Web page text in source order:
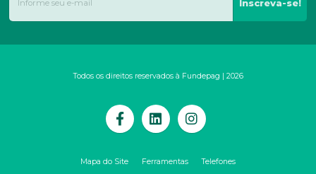
Inscreva-se!
Todos os direitos reservados à Fundepag | 2026
Mapa do Site Ferramentas Telefones